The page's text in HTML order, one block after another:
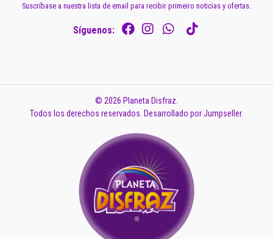
Suscríbase a nuestra lista de email para recibir primeiro noticias y ofertas.
Síguenos:
© 2026 Planeta Disfraz.
Todos los derechos reservados. Desarrollado por Jumpseller.